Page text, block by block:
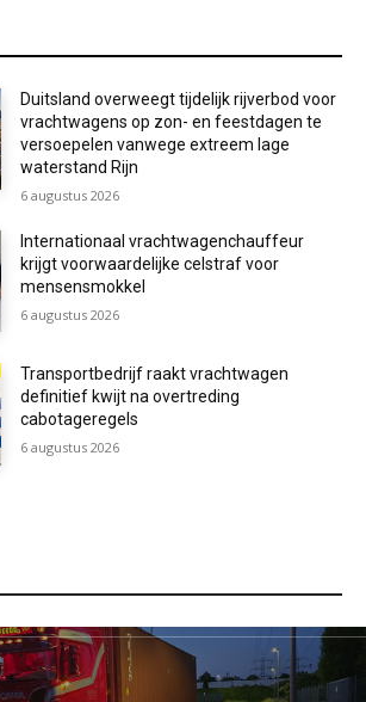
Duitsland overweegt tijdelijk rijverbod voor
vrachtwagens op zon- en feestdagen te
versoepelen vanwege extreem lage
waterstand Rijn
6 augustus 2026
Internationaal vrachtwagenchauffeur
krijgt voorwaardelijke celstraf voor
mensensmokkel
6 augustus 2026
Transportbedrijf raakt vrachtwagen
definitief kwijt na overtreding
cabotageregels
6 augustus 2026